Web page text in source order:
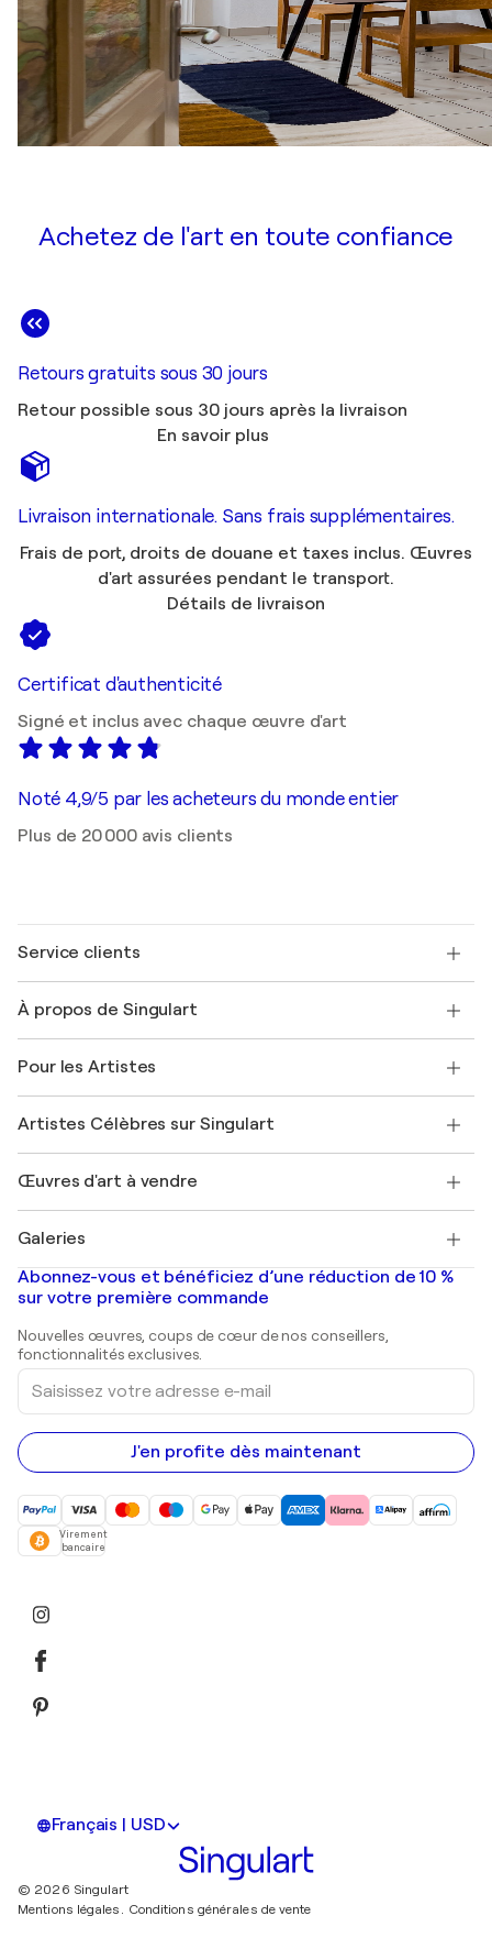
Achetez de l'art en toute confiance
Retours gratuits sous 30 jours
Retour possible sous 30 jours après la livraison
En savoir plus
Livraison internationale. Sans frais supplémentaires.
Frais de port, droits de douane et taxes inclus. Œuvres
d'art assurées pendant le transport.
Détails de livraison
Certificat d'authenticité
Signé et inclus avec chaque œuvre d'art
Noté 4,9/5 par les acheteurs du monde entier
Plus de 20 000 avis clients
Service clients
Expédition
Offrir une carte cadeau
Rejoignez notre programme commercial
Mon compte
+33 1 76 44 06 42
À propos de Singulart
FAQ
Magazine Singulart
Emplois
Découvrez une sélection d'art original
Pour les Artistes
Se connecter en tant qu'Artiste
Artistes Célèbres sur Singulart
Marc Chagall
Banksy
Mr. Brainwash
Shepard Fairey
Œuvres d'art à vendre
Tableaux abstraits à vendre
Peintures de paysage
Estampes
Peintures acryliques
Galeries
Galeries d'art en France
Galeries d'art en Belgique
Abonnez-vous et bénéficiez d’une réduction de 10 %
sur votre première commande
Nouvelles œuvres, coups de cœur de nos conseillers,
fonctionnalités exclusives.
Saisissez
votre
adresse
e-
mail
J'en profite dès maintenant
Virement
bancaire
Français | USD
© 2026 Singulart
Mentions légales. Conditions générales de vente